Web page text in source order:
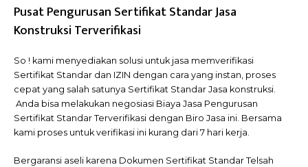
Pusat Pengurusan Sertifikat Standar Jasa
Konstruksi Terverifikasi
So ! kami menyediakan solusi untuk jasa memverifikasi
Sertifikat Standar dan IZIN dengan cara yang instan, proses
cepat yang salah satunya Sertifikat Standar Jasa konstruksi.
Anda bisa melakukan negosiasi Biaya Jasa Pengurusan
Sertifikat Standar Terverifikasi dengan Biro Jasa ini. Bersama
kami proses untuk verifikasi ini kurang dari 7 hari kerja.
Bergaransi aseli karena Dokumen Sertifikat Standar Telsah